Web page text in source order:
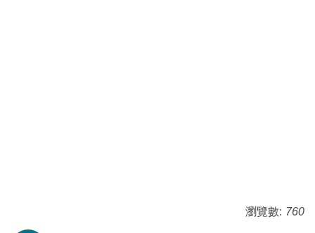
瀏覽數: 760